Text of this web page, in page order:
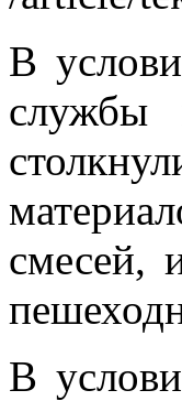
В
службы
смесей,
В